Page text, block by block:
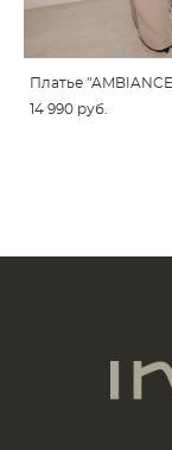
Платье
14 990 pуб.